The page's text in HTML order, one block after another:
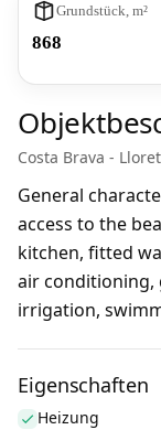
Grundstück, m²
868
Costa Brava -
General
access to the
kitchen, fitted
air conditioning,
irrigation,
Eigenschaften
Heizung